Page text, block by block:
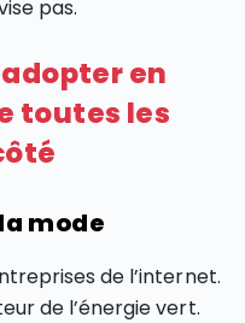
pas.
en
toutes les
mode
de l’internet.
de l’énergie vert.